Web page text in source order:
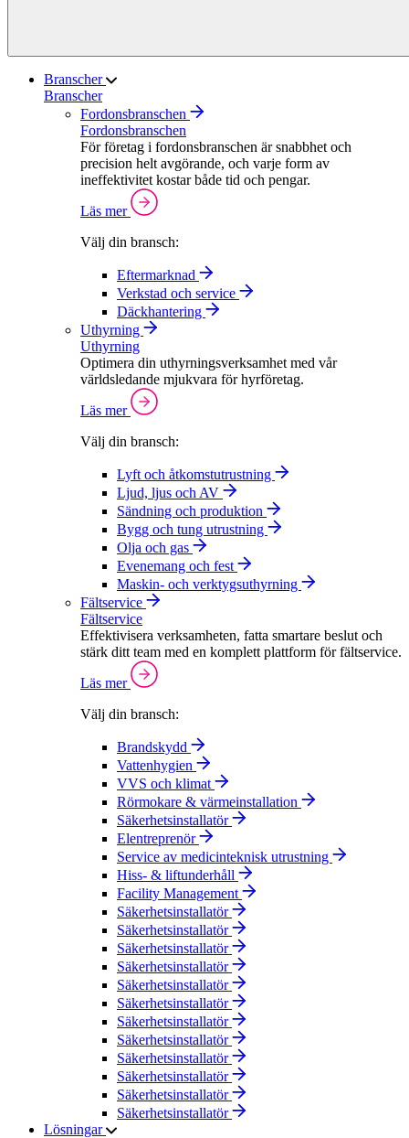
Branscher
Branscher
Fordonsbranschen
Fordonsbranschen
För företag i fordonsbranschen är snabbhet och
precision helt avgörande, och varje form av
ineffektivitet kostar både tid och pengar.
Läs mer
Välj din bransch:
Eftermarknad
Verkstad och service
Däckhantering
Uthyrning
Uthyrning
Optimera din uthyrningsverksamhet med vår
världsledande mjukvara för hyrföretag.
Läs mer
Välj din bransch:
Lyft och åtkomstutrustning
Ljud, ljus och AV
Sändning och produktion
Bygg och tung utrustning
Olja och gas
Evenemang och fest
Maskin- och verktygsuthyrning
Fältservice
Fältservice
Effektivisera verksamheten, fatta smartare beslut och
stärk ditt team med en komplett plattform för fältservice.
Läs mer
Välj din bransch:
Brandskydd
Vattenhygien
VVS och klimat
Rörmokare & värmeinstallation
Säkerhetsinstallatör
Elentreprenör
Service av medicinteknisk utrustning
Hiss- & liftunderhåll
Facility Management
Säkerhetsinstallatör
Säkerhetsinstallatör
Säkerhetsinstallatör
Säkerhetsinstallatör
Säkerhetsinstallatör
Säkerhetsinstallatör
Säkerhetsinstallatör
Säkerhetsinstallatör
Säkerhetsinstallatör
Säkerhetsinstallatör
Säkerhetsinstallatör
Säkerhetsinstallatör
Lösningar